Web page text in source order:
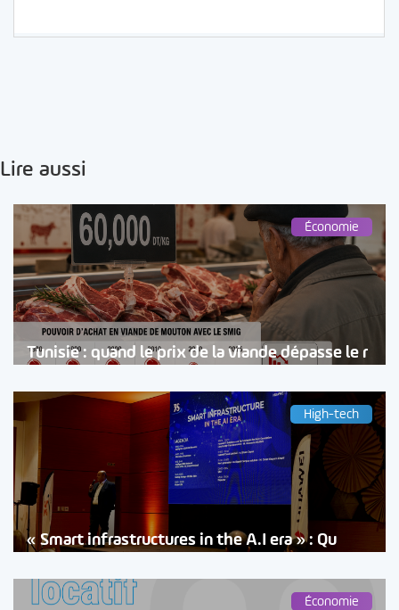
Lire aussi
Économie
Tunisie : quand le prix de la viande dépasse le r
High-tech
« Smart infrastructures in the A.I era » : Qu
Économie